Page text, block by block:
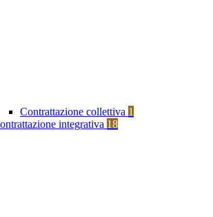
Contrattazione collettiva 1
integrativa 18